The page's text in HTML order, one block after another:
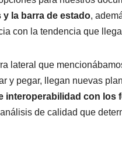
la barra de estado,
con la tendencia que
lateral que
y pegar, llegan nuevas
interoperabilidad con los
de calidad que